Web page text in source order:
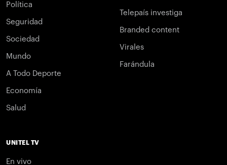
Política
Seguridad
Sociedad
Mundo
A Todo Deporte
Economía
Salud
Telepaís investiga
Branded content
Virales
Farándula
UNITEL TV
En vivo